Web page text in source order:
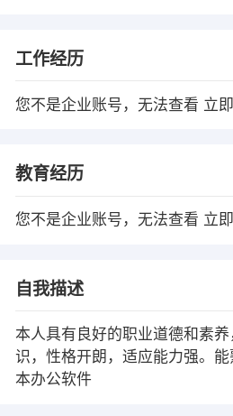
工作经历
您不是企业账号，无法查看 立
教育经历
您不是企业账号，无法查看 立
自我描述
本人具有良好的职业道德和素
识，性格开朗，适应能力强。
本办公软件